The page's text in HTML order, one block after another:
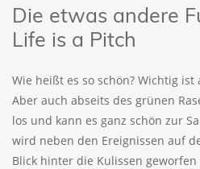
Die etwas andere
Life is a Pitch
Wie heißt es so schön? Wichtig ist
Aber auch abseits des grünen
los und kann es ganz schön zur
wird neben den Ereignissen auf
Blick hinter die Kulissen